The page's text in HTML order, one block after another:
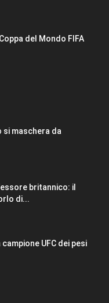
del Mondo FIFA
si maschera da
britannico: il
di...
campione UFC dei pesi